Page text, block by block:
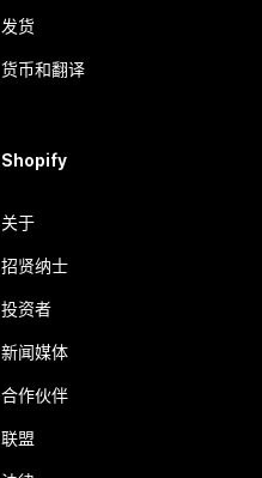
发货
货币和翻译
Shopify
关于
招贤纳士
投资者
新闻媒体
合作伙伴
联盟